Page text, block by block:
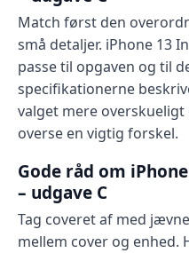
Match først den
små detaljer. iPhone 13
passe til opgaven og til
specifikationerne
valget mere
overse en vigtig forskel.
Gode råd om
– udgave C
Tag coveret af med
mellem cover og enhed.